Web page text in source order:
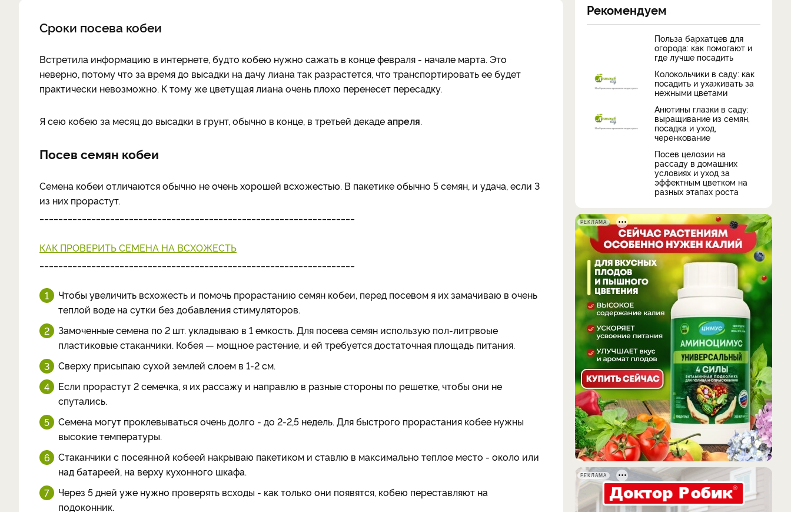
Сроки посева кобеи
Встретила информацию в интернете, будто кобею нужно сажать в конце февраля - начале марта. Это
неверно, потому что за время до высадки на дачу лиана так разрастется, что транспортировать ее будет
практически невозможно. К тому же цветущая лиана очень плохо перенесет пересадку.
Я сею кобею за месяц до высадки в грунт, обычно в конце, в третьей декадеапреля.
Посев семян кобеи
Семена кобеи отличаются обычно не очень хорошей всхожестью. В пакетике обычно 5 семян, и удача, если 3
из них прорастут.
КАК ПРОВЕРИТЬ СЕМЕНА НА ВСХОЖЕСТЬ
Чтобы увеличить всхожесть и помочь прорастанию семян кобеи, перед посевом я их замачиваю в очень
теплой воде на сутки без добавления стимуляторов.
Замоченные семена по 2 шт. укладываю в 1 емкость. Для посева семян использую пол-литрвоые
пластиковые стаканчики. Кобея — мощное растение, и ей требуется достаточная площадь питания.
Сверху присыпаю сухой землей слоем в 1-2 см.
Если прорастут 2 семечка, я их рассажу и направлю в разные стороны по решетке, чтобы они не
спутались.
Семена могут проклевываться очень долго - до 2-2,5 недель. Для быстрого прорастания кобее нужны
высокие температуры.
Стаканчики с посеянной кобеей накрываю пакетиком и ставлю в максимально теплое место - около или
над батареей, на верху кухонного шкафа.
Через 5 дней уже нужно проверять всходы - как только они появятся, кобею переставляют на
подоконник.
Рекомендуем
Польза бархатцев для
огорода: как помогают и
где лучше посадить
Колокольчики в саду: как
посадить и ухаживать за
нежными цветами
Анютины глазки в саду:
выращивание из семян,
посадка и уход,
черенкование
Посев целозии на
рассаду в домашних
условиях и уход за
эффектным цветком на
разных этапах роста
РЕКЛАМА
РЕКЛАМА